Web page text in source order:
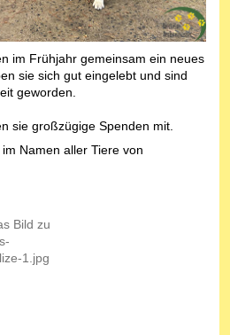
im Frühjahr gemeinsam ein neues
sie sich gut eingelebt und sind
geworden.
sie großzügige Spenden mit.
Namen aller Tiere von